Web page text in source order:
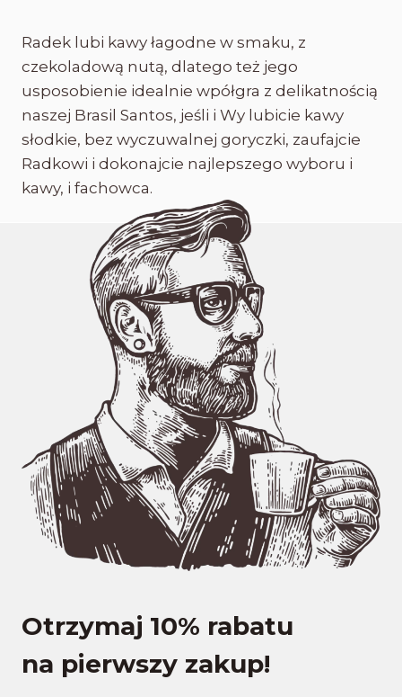
Radek lubi kawy łagodne w smaku, z
czekoladową nutą, dlatego też jego
usposobienie idealnie wpółgra z delikatnością
naszej Brasil Santos, jeśli i Wy lubicie kawy
słodkie, bez wyczuwalnej goryczki, zaufajcie
Radkowi i dokonajcie najlepszego wyboru i
kawy, i fachowca.
Otrzymaj 10% rabatu
na pierwszy zakup!